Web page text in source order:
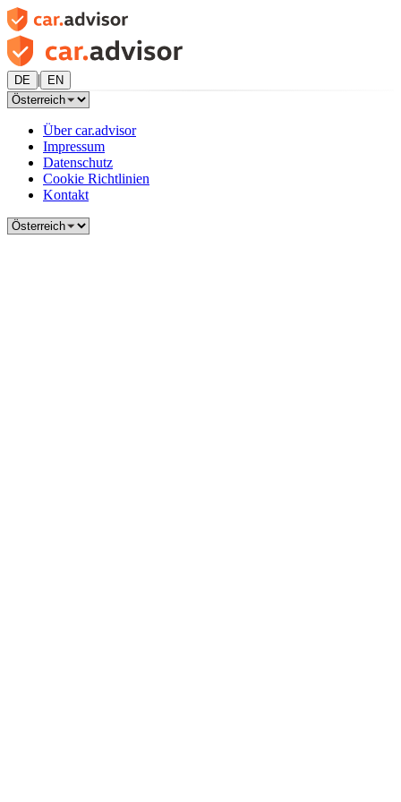
DE | EN
Über car.advisor
Impressum
Datenschutz
Cookie Richtlinien
Kontakt